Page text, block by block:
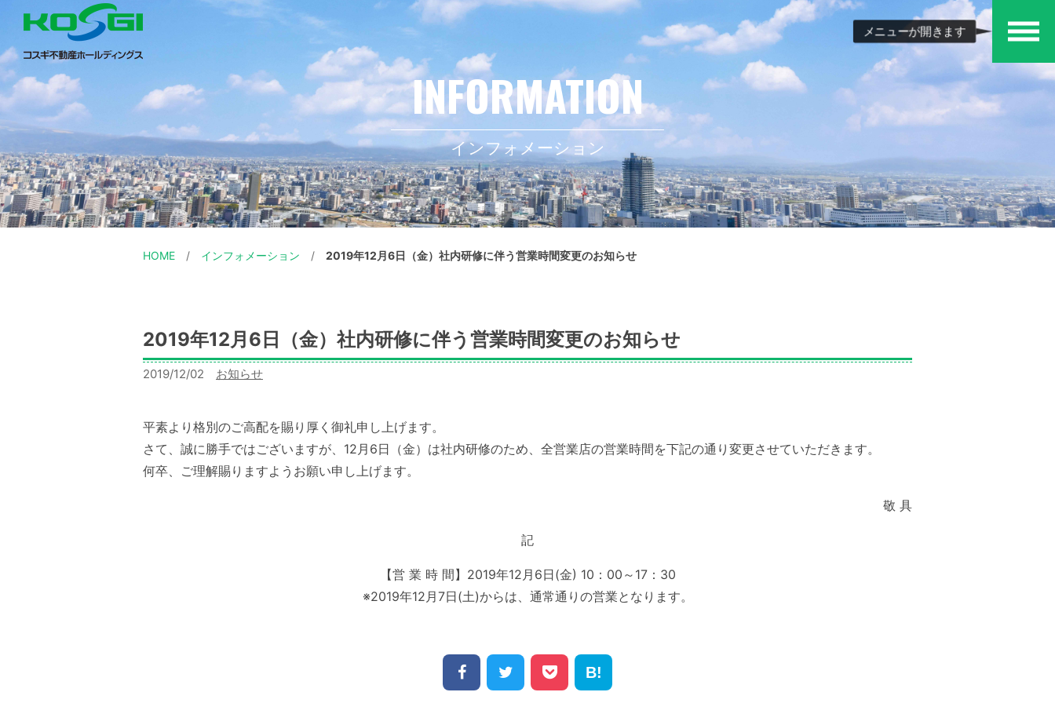
メニューが開きます
メ
ニュ
インフォメーション
HOME インフォメーション 2019年12月6日（金）社内研修に伴う営業時間変更のお知らせ
2019年12月6日（金）社内研修に伴う営業時間変更のお知らせ
2019/12/02
カ
リー:
お知らせ
平素より格別のご高配を賜り厚く御礼申し上げます。
さて、誠に勝手ではございますが、12月6日（金）は社内研修のため、全営業店の営業時間を下記の通り変更させていただきます。
何卒、ご理解賜りますようお願い申し上げます。
敬 具
記
【営 業 時 間】2019年12月6日(金) 10：00～17：30
※2019年12月7日(土)からは、通常通りの営業となります。